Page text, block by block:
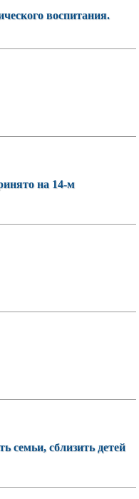
воспитания.
на 14-м
семьи, сблизить детей